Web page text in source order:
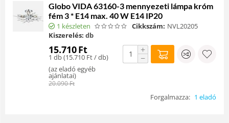
Globo VIDA 63160-3 mennyezeti lámpa króm
fém 3 * E14 max. 40 W E14 IP20
1 készleten Cikkszám: NVL20205
Kiszerelés: db
15.710Ft
1 db (15.710 Ft/ db)
(az eladó egyéb
ajánlatai)
20.090Ft
+
−
Forgalmazza: 1 eladó